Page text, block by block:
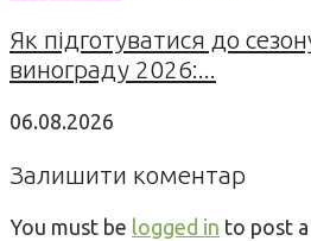
Як підготуватися до
винограду 2026:...
06.08.2026
Залишити коментар
You must be logged in to post